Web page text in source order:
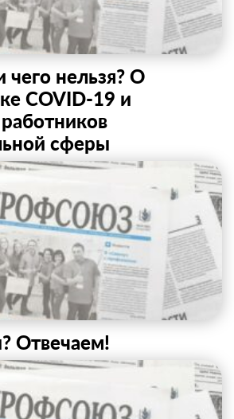
нельзя? О
COVID-19 и
сферы
Отвечаем!